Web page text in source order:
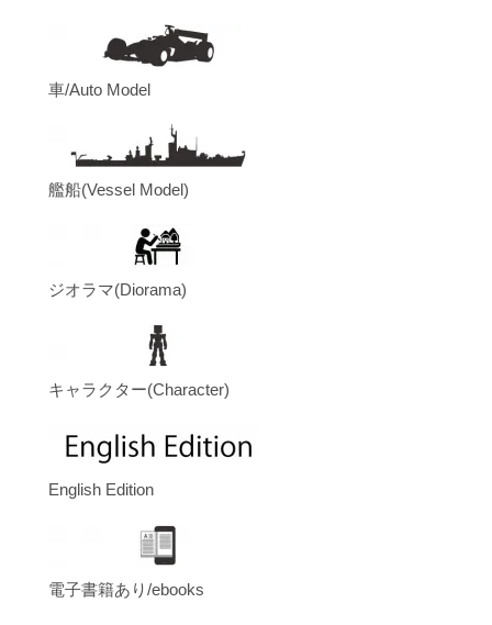
車/Auto Model
艦船(Vessel Model)
ジオラマ(Diorama)
キャラクター(Character)
English Edition
電子書籍あり/ebooks